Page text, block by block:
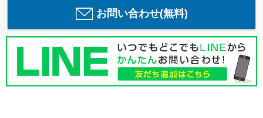
お問い合わせ(無料)